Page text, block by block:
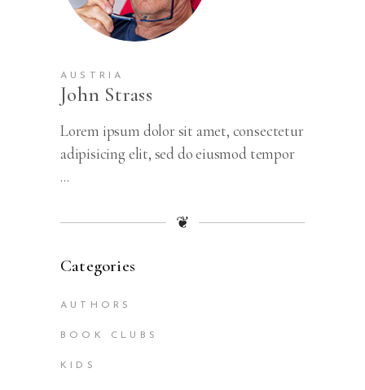
AUSTRIA
John Strass
Lorem ipsum dolor sit amet, consectetur
adipisicing elit, sed do eiusmod tempor
...
❦
Categories
AUTHORS
BOOK CLUBS
KIDS